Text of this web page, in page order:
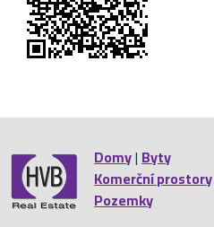
Domy|Byty
Komerční prostory
Pozemky